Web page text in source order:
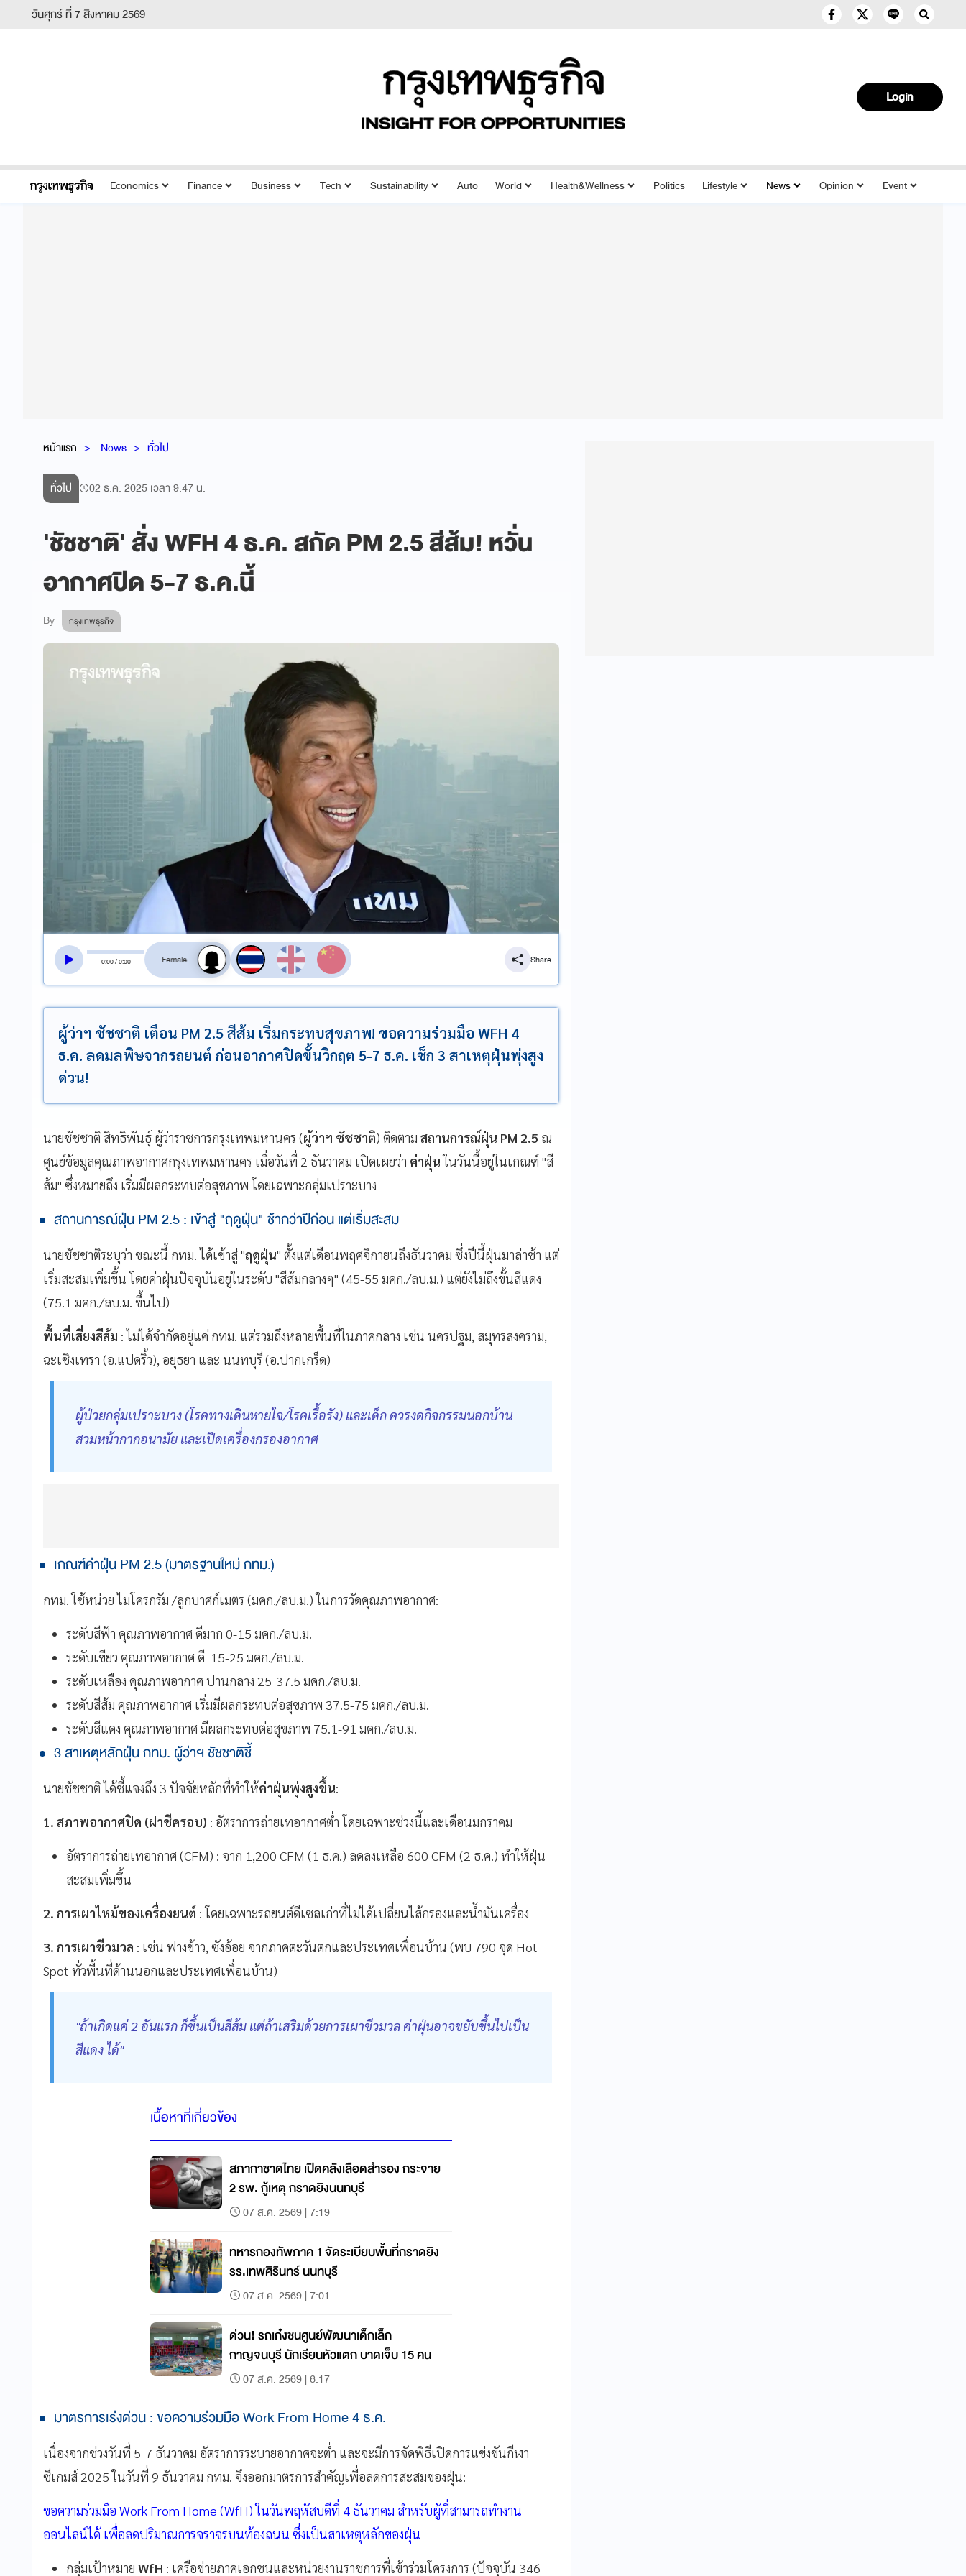
วันศุกร์ ที่ 7 สิงหาคม 2569
Login
Economics Finance Business Tech Sustainability Auto World Health&Wellness Politics Lifestyle News Opinion Event
หน้าแรก News ทั่วไป
ทั่วไป 02 ธ.ค. 2025 เวลา 9:47 น.
'ชัชชาติ' สั่ง WFH 4 ธ.ค. สกัด PM 2.5 สีส้ม! หวั่น
อากาศปิด 5-7 ธ.ค.นี้
By กรุงเทพธุรกิจ
0:00/0:00
สลับเสียงอ่าน
Share
ผู้ว่าฯ ชัชชาติ เตือน PM 2.5 สีส้ม เริ่มกระทบสุขภาพ! ขอความร่วมมือ WFH 4
ธ.ค. ลดมลพิษจากรถยนต์ ก่อนอากาศปิดขั้นวิกฤต 5-7 ธ.ค. เช็ก 3 สาเหตุฝุ่นพุ่งสูง
ด่วน!
นายชัชชาติ สิทธิพันธุ์ ผู้ว่าราชการกรุงเทพมหานคร (ผู้ว่าฯ ชัชชาติ) ติดตาม สถานการณ์ฝุ่น PM 2.5 ณ
ศูนย์ข้อมูลคุณภาพอากาศกรุงเทพมหานคร เมื่อวันที่ 2 ธันวาคม เปิดเผยว่า ค่าฝุ่นในวันนี้อยู่ในเกณฑ์ "สี
ส้ม" ซึ่งหมายถึง เริ่มมีผลกระทบต่อสุขภาพ โดยเฉพาะกลุ่มเปราะบาง
สถานการณ์ฝุ่น PM 2.5 : เข้าสู่ "ฤดูฝุ่น" ช้ากว่าปีก่อน แต่เริ่มสะสม
นายชัชชาติระบุว่า ขณะนี้ กทม. ได้เข้าสู่ "ฤดูฝุ่น" ตั้งแต่เดือนพฤศจิกายนถึงธันวาคม ซึ่งปีนี้ฝุ่นมาล่าช้า แต่
เริ่มสะสมเพิ่มขึ้น โดยค่าฝุ่นปัจจุบันอยู่ในระดับ "สีส้มกลางๆ" (45-55 มคก./ลบ.ม.) แต่ยังไม่ถึงขั้นสีแดง
(75.1 มคก./ลบ.ม. ขึ้นไป)
พื้นที่เสี่ยงสีส้ม : ไม่ได้จำกัดอยู่แค่ กทม. แต่รวมถึงหลายพื้นที่ในภาคกลาง เช่น นครปฐม, สมุทรสงคราม,
ฉะเชิงเทรา (อ.แปดริ้ว), อยุธยา และ นนทบุรี (อ.ปากเกร็ด)
ผู้ป่วยกลุ่มเปราะบาง (โรคทางเดินหายใจ/โรคเรื้อรัง) และเด็ก ควรงดกิจกรรมนอกบ้าน
สวมหน้ากากอนามัย และเปิดเครื่องกรองอากาศ
เกณฑ์ค่าฝุ่น PM 2.5 (มาตรฐานใหม่ กทม.)
กทม. ใช้หน่วย ไมโครกรัม /ลูกบาศก์เมตร (มคก./ลบ.ม.) ในการวัดคุณภาพอากาศ:
ระดับสีฟ้า คุณภาพอากาศ ดีมาก 0-15 มคก./ลบ.ม.
ระดับเขียว คุณภาพอากาศ ดี 15-25 มคก./ลบ.ม.
ระดับเหลือง คุณภาพอากาศ ปานกลาง 25-37.5 มคก./ลบ.ม.
ระดับสีส้ม คุณภาพอากาศ เริ่มมีผลกระทบต่อสุขภาพ 37.5-75 มคก./ลบ.ม.
ระดับสีแดง คุณภาพอากาศ มีผลกระทบต่อสุขภาพ 75.1-91 มคก./ลบ.ม.
3 สาเหตุหลักฝุ่น กทม. ผู้ว่าฯ ชัชชาติชี้
นายชัชชาติ ได้ชี้แจงถึง 3 ปัจจัยหลักที่ทำให้ค่าฝุ่นพุ่งสูงขึ้น:
1. สภาพอากาศปิด (ฝาชีครอบ) : อัตราการถ่ายเทอากาศต่ำ โดยเฉพาะช่วงนี้และเดือนมกราคม
อัตราการถ่ายเทอากาศ (CFM) : จาก 1,200 CFM (1 ธ.ค.) ลดลงเหลือ 600 CFM (2 ธ.ค.) ทำให้ฝุ่น
สะสมเพิ่มขึ้น
2. การเผาไหม้ของเครื่องยนต์ : โดยเฉพาะรถยนต์ดีเซลเก่าที่ไม่ได้เปลี่ยนไส้กรองและน้ำมันเครื่อง
3. การเผาชีวมวล : เช่น ฟางข้าว, ซังอ้อย จากภาคตะวันตกและประเทศเพื่อนบ้าน (พบ 790 จุด Hot
Spot ทั่วพื้นที่ด้านนอกและประเทศเพื่อนบ้าน)
"ถ้าเกิดแค่ 2 อันแรก ก็ขึ้นเป็นสีส้ม แต่ถ้าเสริมด้วยการเผาชีวมวล ค่าฝุ่นอาจขยับขึ้นไปเป็น
สีแดง ได้"
เนื้อหาที่เกี่ยวข้อง
สภากาชาดไทย เปิดคลังเลือดสำรอง กระจาย
2 รพ. กู้เหตุ กราดยิงนนทบุรี
07 ส.ค. 2569 | 7:19
ทหารกองทัพภาค 1 จัดระเบียบพื้นที่กราดยิง
รร.เทพศิรินทร์ นนทบุรี
07 ส.ค. 2569 | 7:01
ด่วน! รถเก๋งชนศูนย์พัฒนาเด็กเล็ก
กาญจนบุรี นักเรียนหัวแตก บาดเจ็บ 15 คน
07 ส.ค. 2569 | 6:17
มาตรการเร่งด่วน : ขอความร่วมมือ Work From Home 4 ธ.ค.
เนื่องจากช่วงวันที่ 5-7 ธันวาคม อัตราการระบายอากาศจะต่ำ และจะมีการจัดพิธีเปิดการแข่งขันกีฬา
ซีเกมส์ 2025 ในวันที่ 9 ธันวาคม กทม. จึงออกมาตรการสำคัญเพื่อลดการสะสมของฝุ่น:
ขอความร่วมมือ Work From Home (WfH) ในวันพฤหัสบดีที่ 4 ธันวาคม สำหรับผู้ที่สามารถทำงาน
ออนไลน์ได้ เพื่อลดปริมาณการจราจรบนท้องถนน ซึ่งเป็นสาเหตุหลักของฝุ่น
กลุ่มเป้าหมาย WfH : เครือข่ายภาคเอกชนและหน่วยงานราชการที่เข้าร่วมโครงการ (ปัจจุบัน 346